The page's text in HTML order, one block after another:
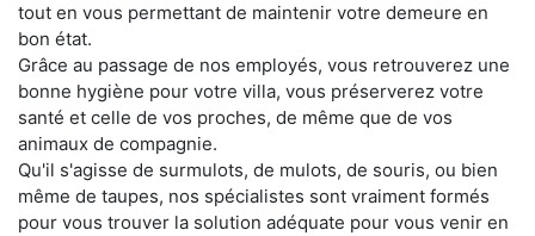
tout en vous permettant de maintenir votre demeure en
bon état.
Grâce au passage de nos employés, vous retrouverez une
bonne hygiène pour votre villa, vous préserverez votre
santé et celle de vos proches, de même que de vos
animaux de compagnie.
Qu'il s'agisse de surmulots, de mulots, de souris, ou bien
même de taupes, nos spécialistes sont vraiment formés
pour vous trouver la solution adéquate pour vous venir en